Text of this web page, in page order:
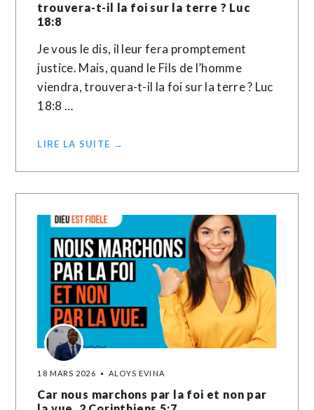
trouvera-t-il la foi sur la terre ? Luc
18:8
Je vous le dis, il leur fera promptement
justice. Mais, quand le Fils de l’homme
viendra, trouvera-t-il la foi sur la terre ? Luc
18:8 …
LIRE LA SUITE →
18 MARS 2026 ALOYS EVINA
Car nous marchons par la foi et non par